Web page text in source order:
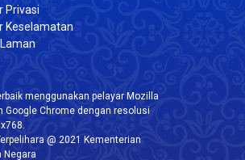
Privasi
Keselamatan
menggunakan pelayar Mozilla
Google Chrome dengan resolusi
@ 2021 Kementerian
Negara